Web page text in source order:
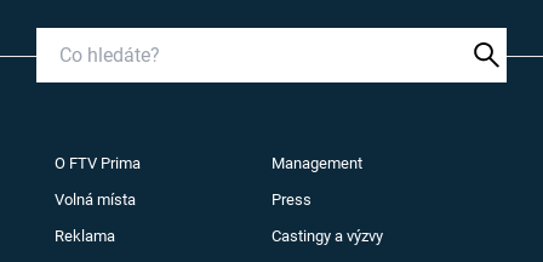
O FTV Prima Management
Volná místa Press
Reklama Castingy a výzvy